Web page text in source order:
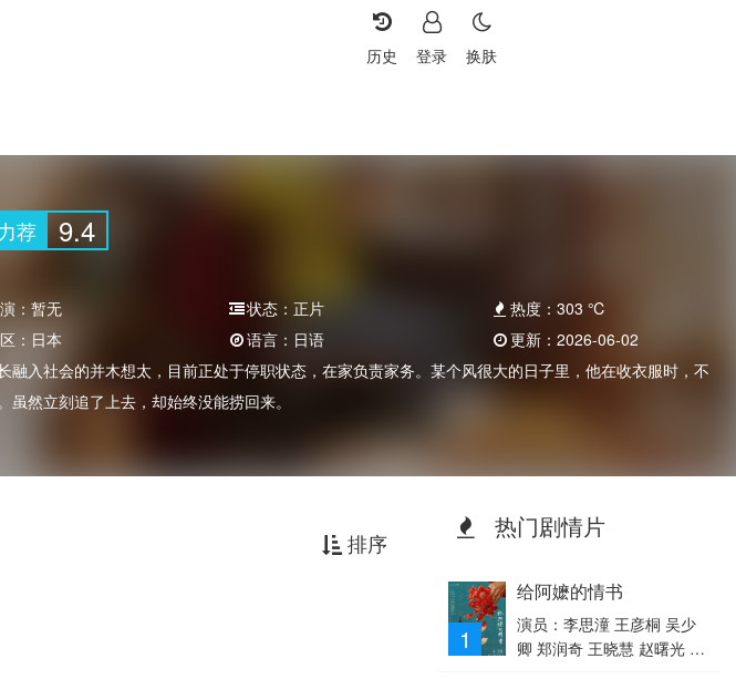
换肤
登录
历史
荐 9.4
：暂无 状态：正片 热度： 303 ℃
： 日本 语言： 日语 更新： 2026-06-02
融入社会的并木想太，目前正处于停职状态，在家负责家务。某个风很大的日子里，他在收衣服时，不
然立刻追了上去，却始终没能捞回来。
排序
热门剧情片
1
给阿嬷的情书
演员：李思潼 王彦桐 吴少
卿 郑润奇 王晓慧 赵曙光 李